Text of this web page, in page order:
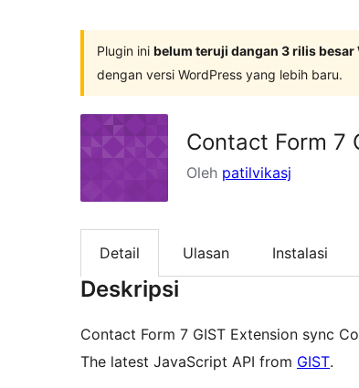
Plugin ini belum teruji dangan 3 rilis besar
dengan versi WordPress yang lebih baru.
Contact Form 7
Oleh patilvikasj
Detail Ulasan Instalasi
Deskripsi
Contact Form 7 GIST Extension sync
The latest JavaScript API from GIST.